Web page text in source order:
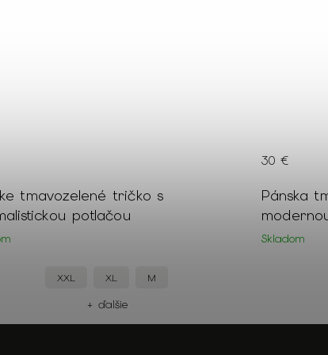
Pánska tmavomodrá polokošeľa s
modernou gradientovou potlačou
Skladom
XXL XL
+ ďalšie